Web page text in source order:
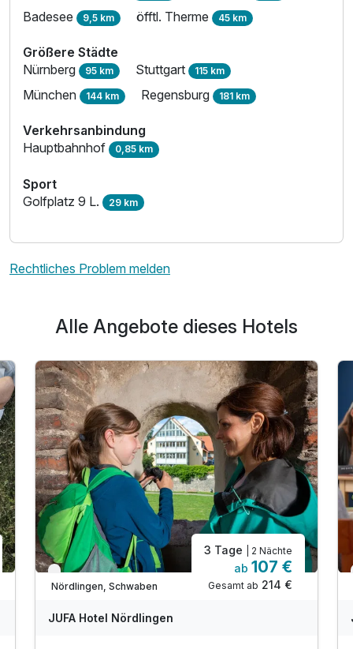
Badesee 9,5 km öfftl. Therme 45 km
Größere Städte
Nürnberg 95 km Stuttgart 115 km
München 144 km Regensburg 181 km
Verkehrsanbindung
Hauptbahnhof 0,85 km
Sport
Golfplatz 9 L. 29 km
Rechtliches Problem melden
Alle Angebote dieses Hotels
Nur noch bis Oktober
Nördlingen, Schwaben
3 Tage | 2 Nächte
ab 107 €
Gesamt ab 214 €
JUFA Hotel Nördlingen